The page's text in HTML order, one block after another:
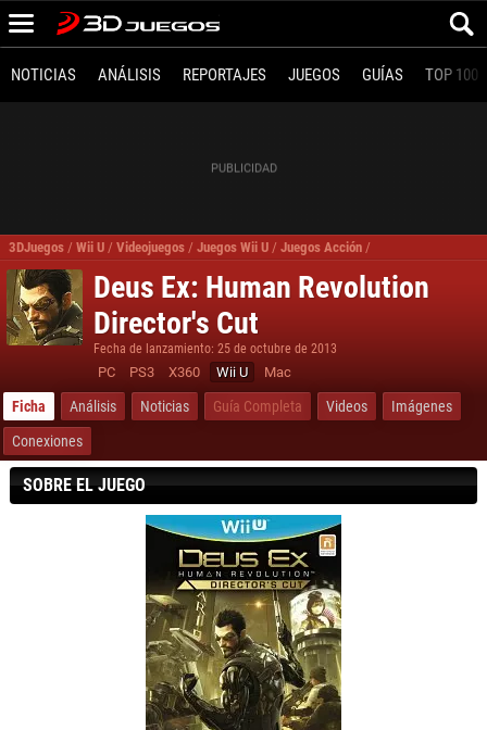
NOTICIAS ANÁLISIS REPORTAJES JUEGOS GUÍAS TOP 100
3DJuegos / Wii U / Videojuegos / Juegos Wii U / Juegos Acción /
Deus Ex: Human Revolution
Director's Cut
Fecha de lanzamiento: 25 de octubre de 2013
PC PS3 X360 Wii U Mac
Ficha Análisis Noticias Guía Completa Videos
Imágenes
Conexiones
SOBRE EL JUEGO